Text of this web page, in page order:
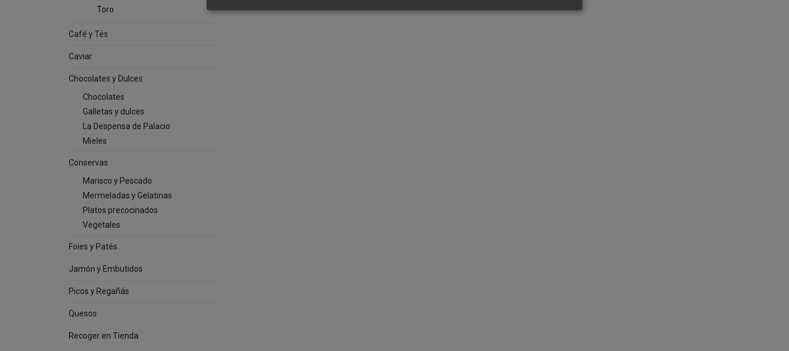
Toro
Café y Tés
Caviar
Chocolates y Dulces
Chocolates
Galletas y dulces
La Despensa de Palacio
Mieles
Conservas
Marisco y Pescado
Mermeladas y Gelatinas
Platos precocinados
Vegetales
Foies y Patés
Jamón y Embutidos
Picos y Regañás
Quesos
Recoger en Tienda